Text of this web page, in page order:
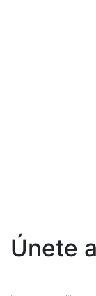
Únete